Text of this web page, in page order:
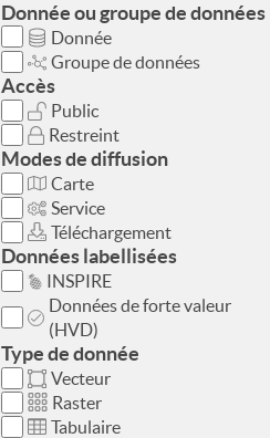
Donnée ou groupe de données
Donnée
Groupe de données
Accès
Public
Restreint
Modes de diffusion
Carte
Service
Téléchargement
Données labellisées
INSPIRE
Données de forte valeur
(HVD)
Type de donnée
Vecteur
Raster
Tabulaire